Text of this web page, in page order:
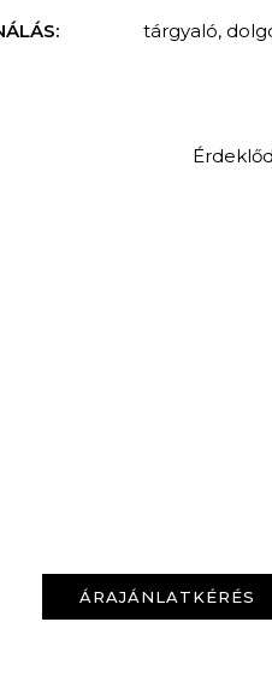
tárgyaló,
ÁRAJÁNLATKÉRÉS